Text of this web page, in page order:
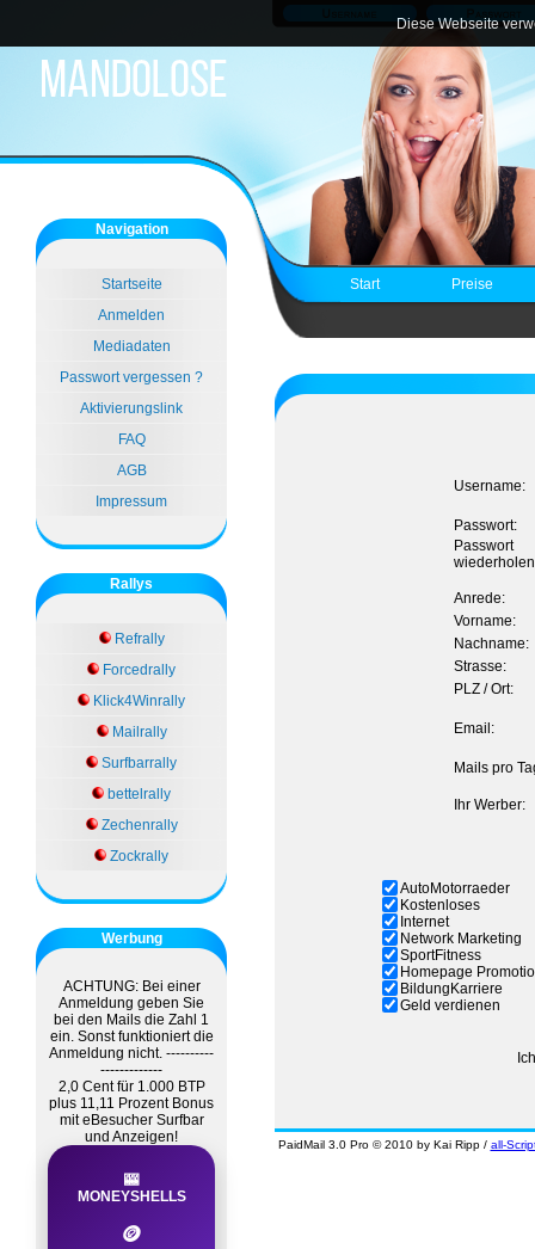
Diese Webseite
Start Preise
Navigation
Startseite
Anmelden
Mediadaten
Passwort vergessen ?
Aktivierungslink
FAQ
AGB
Impressum
Rallys
Refrally
Forcedrally
Klick4Winrally
Mailrally
Surfbarrally
bettelrally
Zechenrally
Zockrally
Werbung
ACHTUNG: Bei einer
Anmeldung geben Sie
bei den Mails die Zahl 1
ein. Sonst funktioniert die
Anmeldung nicht. ----------
-------------
2,0 Cent für 1.000 BTP
plus 11,11 Prozent Bonus
mit eBesucher Surfbar
und Anzeigen!
🎰
MONEYSHELLS
🪙
Username:
Passwort:
Passwort
Anrede:
Vorname:
Nachname:
Strasse:
PLZ / Ort:
Email:
Mails pro
Ihr Werber:
AutoMotorraeder
Kostenloses
Internet
Network Marketing
SportFitness
Homepage
BildungKarriere
Geld verdienen
PaidMail 3.0 Pro © 2010 by Kai Ripp / all-